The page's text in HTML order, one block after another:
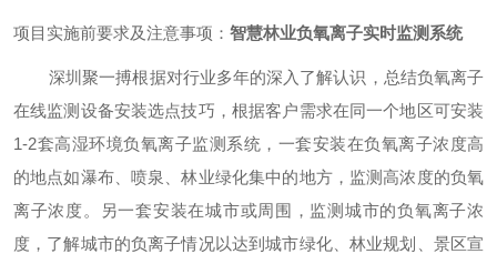
项目实施前要求及注意事项： 智慧林业负氧离子实时监测系统
深圳聚一搏根据对行业多年的深入了解认识，总结负氧离子
在线监测设备安装选点技巧，根据客户需求在同一个地区可安装
1-2套高湿环境负氧离子监测系统，一套安装在负氧离子浓度高
的地点如瀑布、喷泉、林业绿化集中的地方，监测高浓度的负氧
离子浓度。另一套安装在城市或周围，监测城市的负氧离子浓
度，了解城市的负离子情况以达到城市绿化、林业规划、景区宣